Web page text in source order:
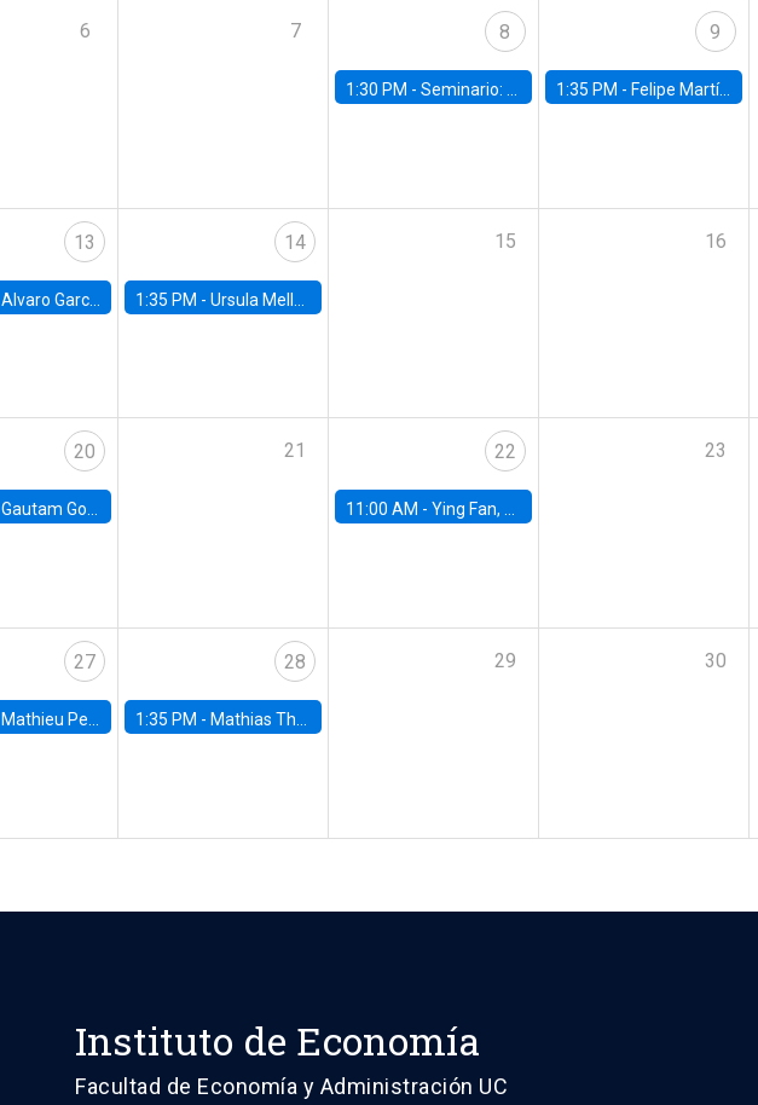
6 7 8
1:30 PM -Seminario: “Recuperando la humanidad para progresar en la era de la IA»
9
1:35 PM - Felipe Martínez, alumno Doctorado en Economía UC
13
Alvaro Garcia-Marin, Universidad de Los Andes
14
1:35 PM -Ursula Mello, Insper - Institute of Education and Research
15 16
20
Gautam Gowrisankaran, Columbia University
21 22
11:00 AM -Ying Fan, University of Michigan
23
27
Mathieu Pedemonte, IDB
28
1:35 PM - Mathias Thoenig, University of Lausanne
29 30
Instituto de Economía
Facultad de Economía y Administración UC